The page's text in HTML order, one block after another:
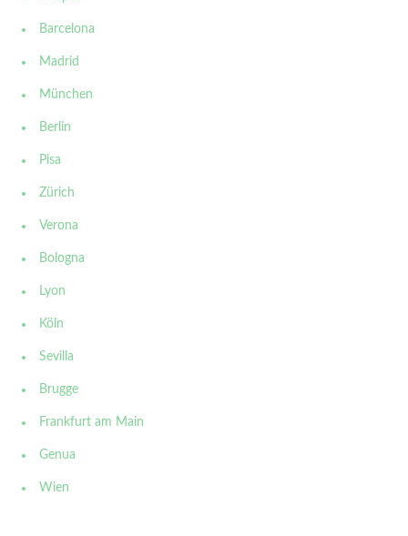
Barcelona
Madrid
München
Berlin
Pisa
Zürich
Verona
Bologna
Lyon
Köln
Sevilla
Brugge
Frankfurt am Main
Genua
Wien